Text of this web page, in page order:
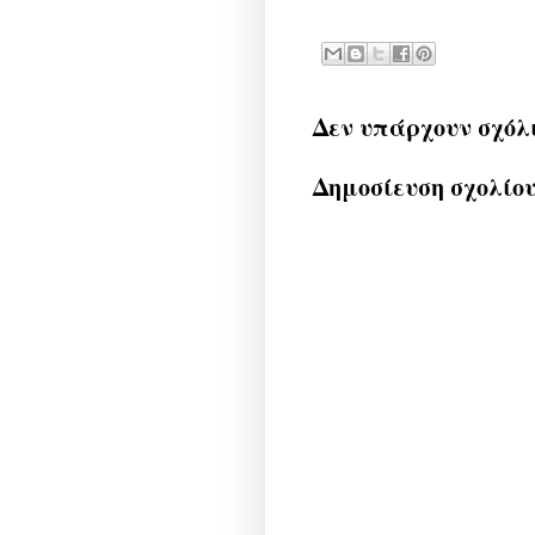
Δεν υπάρχουν
Δημοσίευση